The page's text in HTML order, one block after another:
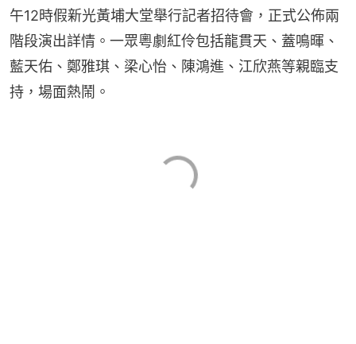
午12時假新光黃埔大堂舉行記者招待會，正式公佈兩
階段演出詳情。一眾粵劇紅伶包括龍貫天、蓋鳴暉、
藍天佑、鄭雅琪、梁心怡、陳鴻進、江欣燕等親臨支
持，場面熱鬧。